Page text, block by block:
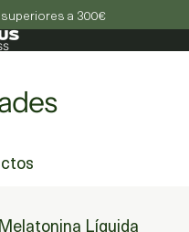
a 300€
Melatonina Líquida
Melatonina Líquida